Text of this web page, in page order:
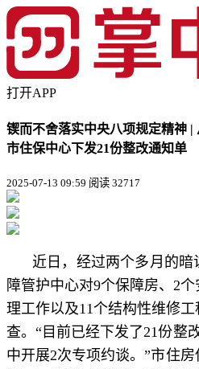
打开APP
锲而不舍落实中央八项规定精神 |
市住保中心下发21份整改通知单
2025-07-13 09:59 阅读 32717
近日，经过两个多月的
障管护中心对9个保障房、2
理工作以及11个结构性维修
查。“目前已经下发了21份整
中开展2次专项约谈。”市住